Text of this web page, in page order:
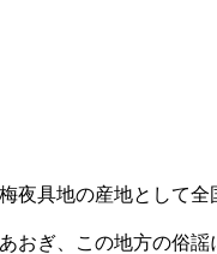
夜具地の産地として全
おぎ、この地方の俗謡